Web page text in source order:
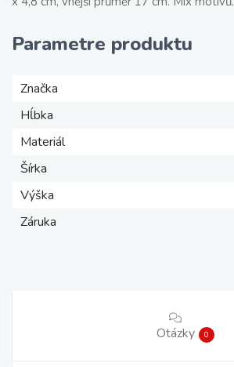
Parametre produktu
Značka
Hĺbka
Materiál
Šírka
Výška
Záruka
Otázky 0